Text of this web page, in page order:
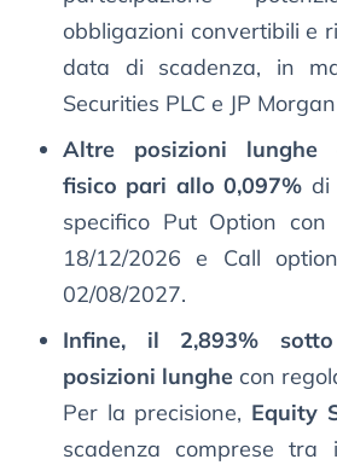
obbligazioni convertibili e
data di scadenza, in
Securities PLC e JP
Altre posizioni lunghe
fisico pari allo 0,097% di
specifico Put Option
18/12/2026 e Call
02/08/2027.
Infine, il 2,893%
posizioni lunghe con
Per la precisione, Equity
scadenza comprese